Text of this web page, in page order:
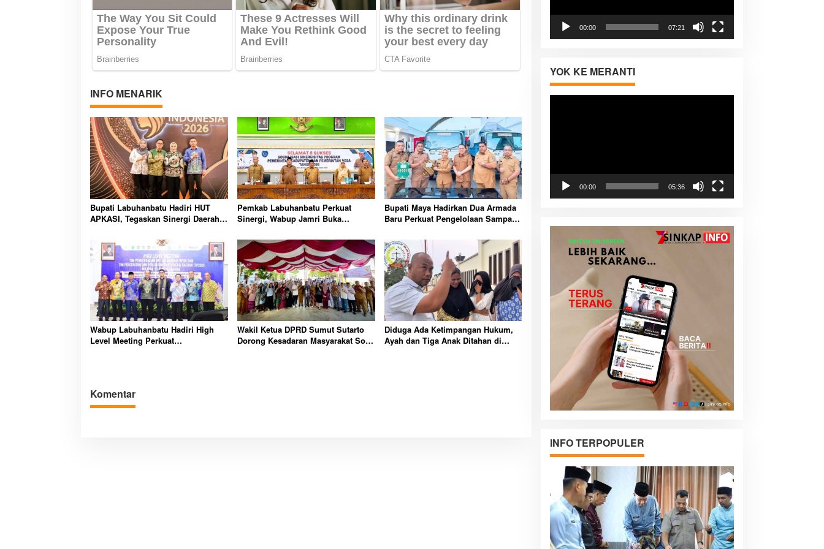
INFO MENARIK
Bupati Labuhanbatu Hadiri HUT
APKASI, Tegaskan Sinergi Daerah
Pemkab Labuhanbatu Perkuat
Sinergi, Wabup Jamri Buka
2026
Bupati Maya Hadirkan Dua Armada
Baru Perkuat Pengelolaan Sampah
Wabup Labuhanbatu Hadiri High
Level Meeting Perkuat
Wakil Ketua DPRD Sumut Sutarto
Dorong Kesadaran Masyarakat Soal
Diduga Ada Ketimpangan Hukum,
Ayah dan Tiga Anak Ditahan di
Komentar
00:00 07:21
YOK KE MERANTI
00:00 05:36
INFO TERPOPULER